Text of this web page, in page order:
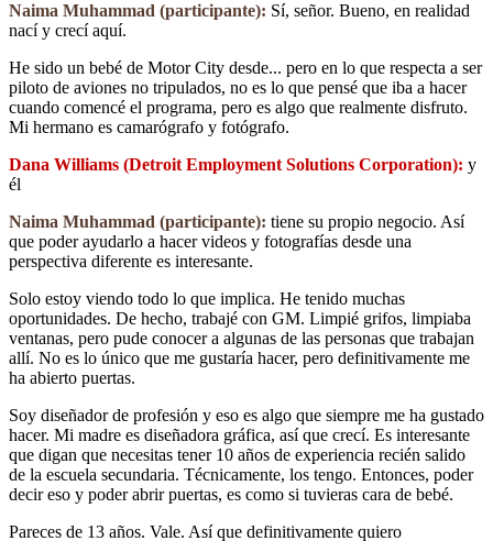
Naima Muhammad (participante): Sí, señor. Bueno, en realidad
nací y crecí aquí.
He sido un bebé de Motor City desde... pero en lo que respecta a ser
piloto de aviones no tripulados, no es lo que pensé que iba a hacer
cuando comencé el programa, pero es algo que realmente disfruto.
Mi hermano es camarógrafo y fotógrafo.
Dana Williams (Detroit Employment Solutions Corporation): y
él
Naima Muhammad (participante): tiene su propio negocio. Así
que poder ayudarlo a hacer videos y fotografías desde una
perspectiva diferente es interesante.
Solo estoy viendo todo lo que implica. He tenido muchas
oportunidades. De hecho, trabajé con GM. Limpié grifos, limpiaba
ventanas, pero pude conocer a algunas de las personas que trabajan
allí. No es lo único que me gustaría hacer, pero definitivamente me
ha abierto puertas.
Soy diseñador de profesión y eso es algo que siempre me ha gustado
hacer. Mi madre es diseñadora gráfica, así que crecí. Es interesante
que digan que necesitas tener 10 años de experiencia recién salido
de la escuela secundaria. Técnicamente, los tengo. Entonces, poder
decir eso y poder abrir puertas, es como si tuvieras cara de bebé.
Pareces de 13 años. Vale. Así que definitivamente quiero